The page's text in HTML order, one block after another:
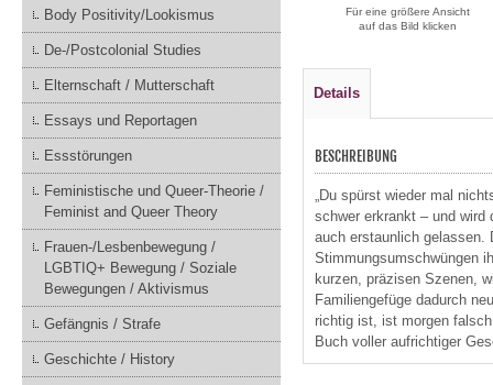
Body Positivity/Lookismus
De-/Postcolonial Studies
Elternschaft / Mutterschaft
Essays und Reportagen
Essstörungen
Feministische und Queer-Theorie /
Feminist and Queer Theory
Frauen-/Lesbenbewegung /
LGBTIQ+ Bewegung / Soziale
Bewegungen / Aktivismus
Gefängnis / Strafe
Geschichte / History
Für eine größere Ansicht
auf das Bild klicken
Details
BESCHREIBUNG
„Du spürst wieder mal
schwer erkrankt – und wird
auch erstaunlich gelassen.
Stimmungsumschwüngen
kurzen, präzisen Szenen,
Familiengefüge dadurch
richtig ist, ist morgen
Buch voller aufrichtiger